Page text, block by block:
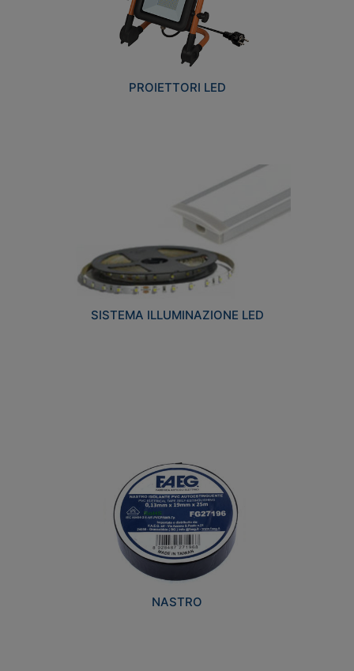
PROIETTORI LED
SISTEMA ILLUMINAZIONE LED
NASTRO